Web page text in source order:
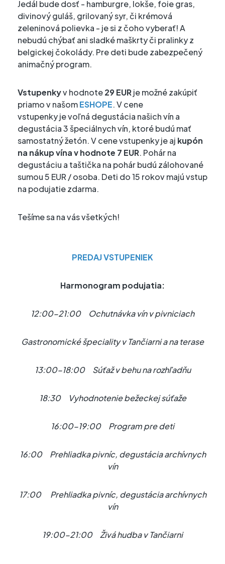
Jedál bude dosť - hamburgre, lokše, foie gras,
divinový guláš, grilovaný syr, či krémová
zeleninová polievka - je si z čoho vyberať! A
nebudú chýbať ani sladké maškrty či pralinky z
belgickej čokolády. Pre deti bude zabezpečený
animačný program.
Vstupenkyv hodnote29 EURje možné zakúpiť
priamo v našomESHOPE. V cene
vstupenky je voľná degustácia našich vín a
degustácia 3 špeciálnych vín, ktoré budú mať
samostatný žetón. V cene vstupenky je aj kupón
na nákup vína v hodnote 7 EUR. Pohár na
degustáciu a taštička na pohár budú zálohované
sumou 5 EUR / osoba. Deti do 15 rokov majú vstup
na podujatie zdarma.
Tešíme sa na vás všetkých!
PREDAJ VSTUPENIEK
Harmonogram podujatia:
12:00-21:00 Ochutnávka vín v pivniciach
Gastronomické špeciality v Tančiarni a na terase
13:00-18:00 Súťaž v behu na rozhľadňu
18:30 Vyhodnotenie bežeckej súťaže
16:00-19:00 Program pre deti
16:00 Prehliadka pivníc, degustácia archívnych
vín
17:00 Prehliadka pivníc, degustácia archívnych
vín
19:00-21:00 Živá hudba v Tančiarni